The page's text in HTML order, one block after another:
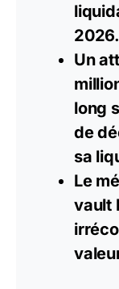
2026.
Un
long
de
sa
Le
vault